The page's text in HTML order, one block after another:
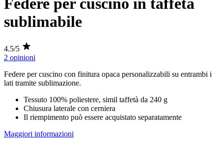
Federe per cuscino in taffetà
sublimabile
4.5/5
2 opinioni
Federe per cuscino con finitura opaca personalizzabili su entrambi i
lati tramite sublimazione.
Tessuto 100% poliestere, simil taffetà da 240 g
Chiusura laterale con cerniera
Il riempimento può essere acquistato separatamente
Maggiori informazioni